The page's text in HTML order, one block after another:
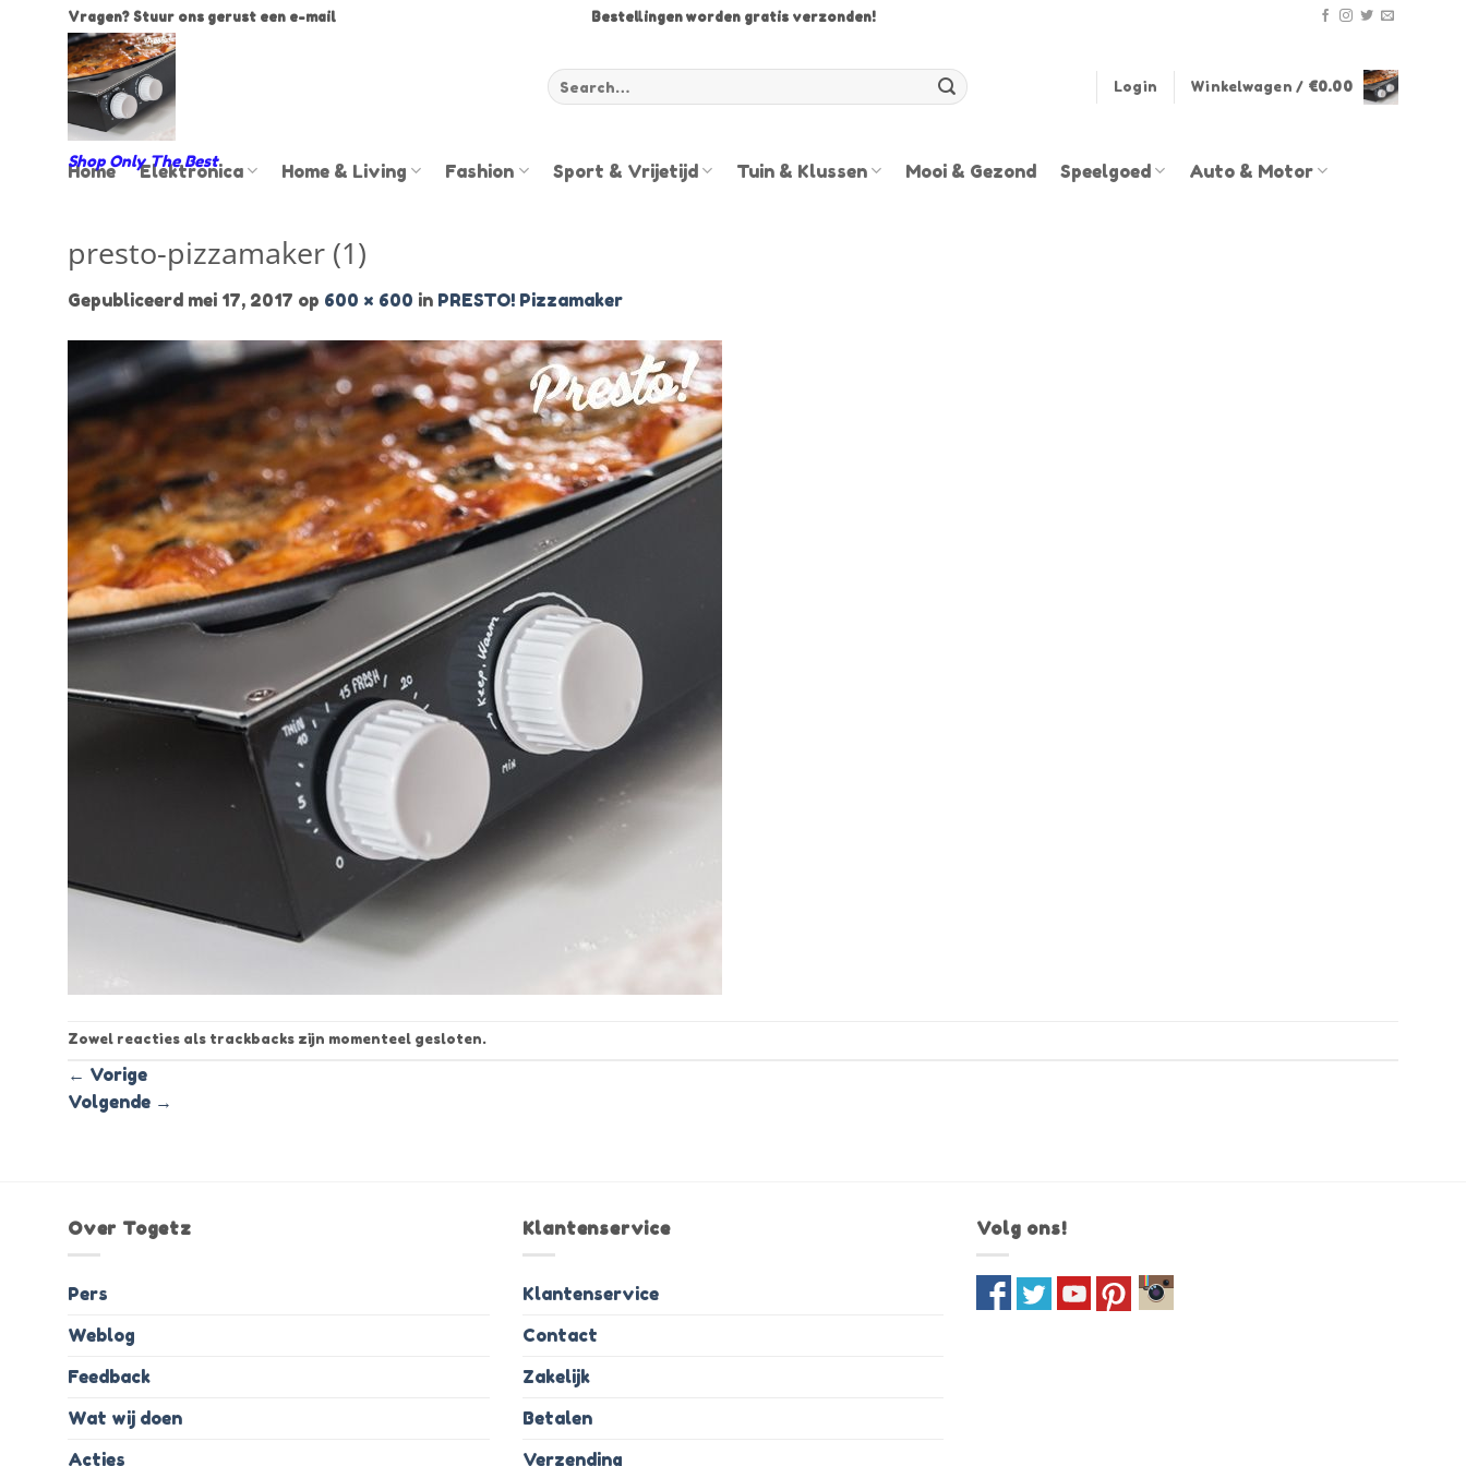
Vragen? Stuur ons gerust een e-mail Bestellingen worden gratis verzonden!
Shop Only The Best
Zoeken
voor:
Login Winkelwagen / €0.00
Home Elektronica Home & Living Fashion Sport & Vrijetijd Tuin & Klussen Mooi & Gezond Speelgoed Auto & Motor
presto-pizzamaker (1)
Gepubliceerd mei 17, 2017 op 600 × 600 in PRESTO! Pizzamaker
Zowel reacties als trackbacks zijn momenteel gesloten.
← Vorige
Volgende →
Over Togetz
Pers
Weblog
Feedback
Wat wij doen
Acties
Klantenservice
Klantenservice
Contact
Zakelijk
Betalen
Verzending
Volg ons!